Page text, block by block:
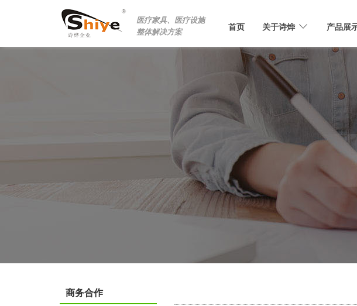
医疗家具、医疗设施
整体解决方案
首页 关于诗烨 产品展
商务合作